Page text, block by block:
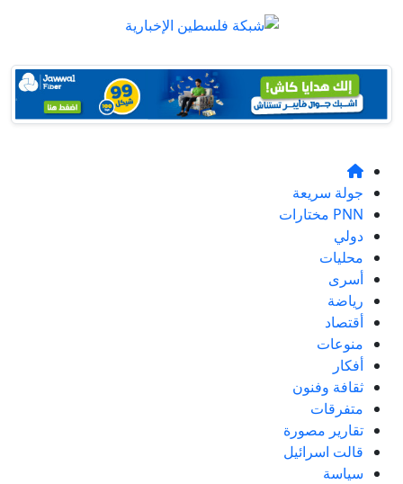
جولة سريعة
PNN مختارات
دولي
محليات
أسرى
رياضة
أقتصاد
منوعات
أفكار
ثقافة وفنون
متفرقات
تقارير مصورة
قالت اسرائيل
سياسة